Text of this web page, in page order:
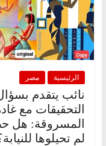
الرئيسية مصر
نائب يتقدم
التحقيقات مع
المسروقة: هل
لم تحيلوها